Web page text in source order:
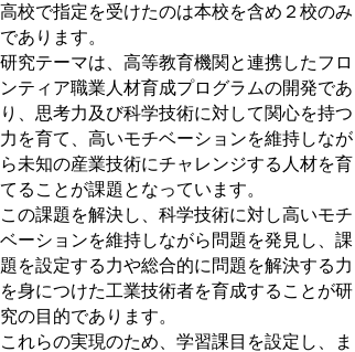
高校で指定を受けたのは本校を含め２校のみ
であります。
研究テーマは、高等教育機関と連携したフロ
ンティア職業人材育成プログラムの開発であ
り、思考力及び科学技術に対して関心を持つ
力を育て、高いモチベーションを維持しなが
ら未知の産業技術にチャレンジする人材を育
てることが課題となっています。
この課題を解決し、科学技術に対し高いモチ
ベーションを維持しながら問題を発見し、課
題を設定する力や総合的に問題を解決する力
を身につけた工業技術者を育成することが研
究の目的であります。
これらの実現のため、学習課目を設定し、ま